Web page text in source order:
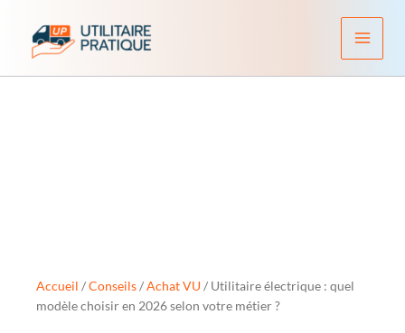
contenu
Accueil /Conseils/Achat VU/ Utilitaire électrique : quel
modèle choisir en 2026 selon votre métier ?